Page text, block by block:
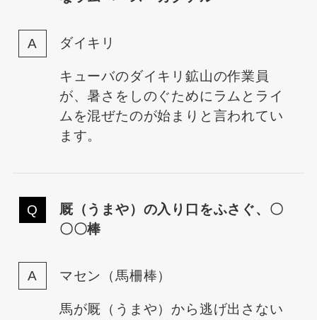
ダイキリ
キューバのダイキリ鉱山の作業員
が、暑さをしのぐためにラムとライ
ムを混ぜたのが始まりと言われてい
ます。
厩（うまや）の入り口をふさぐ、〇
〇〇棒
マセン（馬柵棒）
馬が厩（うまや）から逃げ出さない